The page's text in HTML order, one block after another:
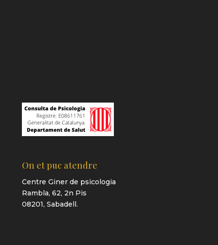
On et puc atendre
Centre Giner de psicologia
Rambla, 62, 2n Pis
08201, Sabadell.